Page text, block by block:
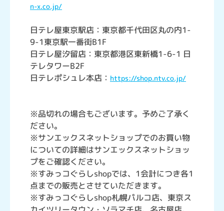
n-x.co.jp/
日テレ屋東京駅店：東京都千代田区丸の内1-
9-1東京駅一番街B1F
日テレ屋汐留店：東京都港区東新橋1-6-1 日
テレタワーB2F
日テレポシュレ本店： https://shop.ntv.co.jp/
※品切れの場合もございます。予めご了承く
ださい。
※サンエックスネットショップでのお買い物
についての詳細はサンエックスネットショッ
プをご確認ください。
※すみっコぐらしshopでは、1会計につき各1
点までの販売とさせていただきます。
※すみっコぐらしshop札幌パルコ店、東京ス